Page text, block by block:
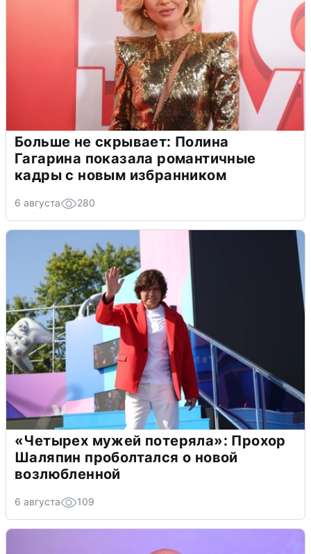
Больше не скрывает: Полина
Гагарина показала романтичные
кадры с новым избранником
6 августа 280
«Четырех мужей потеряла»: Прохор
Шаляпин проболтался о новой
возлюбленной
6 августа 109